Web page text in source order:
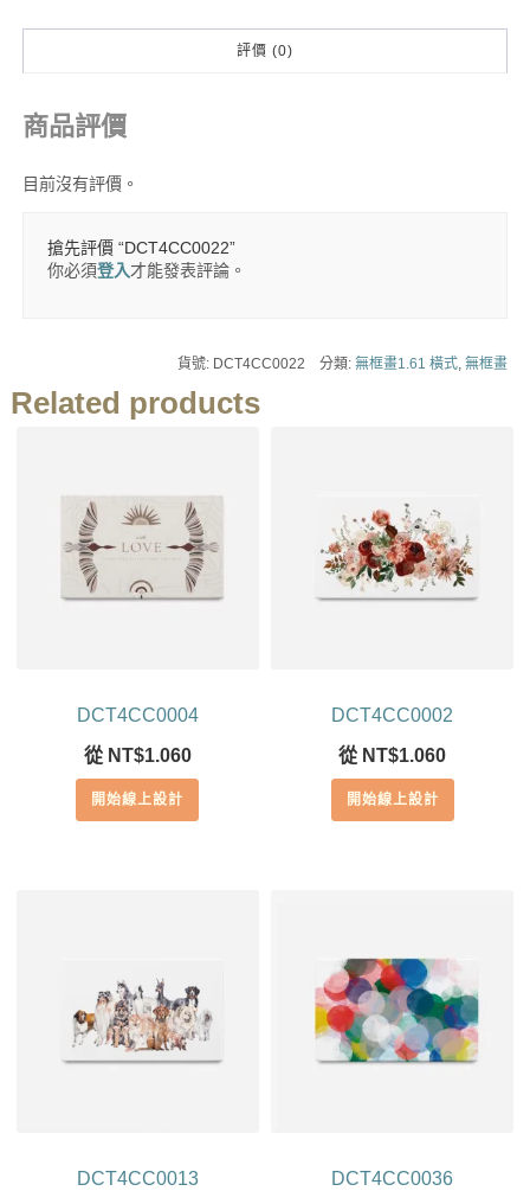
評價 (0)
商品評價
目前沒有評價。
搶先評價 “DCT4CC0022”
你必須登入才能發表評論。
貨號: DCT4CC0022 分類:無框畫1.61 橫式 ,無框畫
Related products
DCT4CC0004
從 NT$1.060
開始線上設計
DCT4CC0002
從 NT$1.060
開始線上設計
DCT4CC0013
DCT4CC0036